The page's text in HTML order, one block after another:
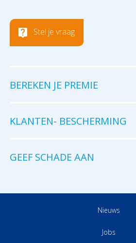
Stel je vraag
BEREKEN JE PREMIE
KLANTEN- BESCHERMING
GEEF SCHADE AAN
Nieuws
Jobs